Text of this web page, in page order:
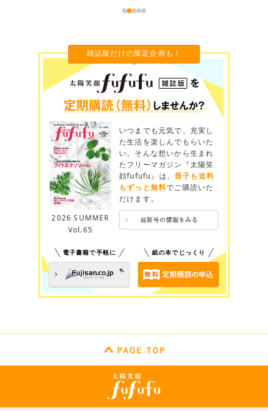
雑誌版だけの限定企画も！
2026 SUMMER
Vol.65
いつまでも元気で、充実し
た生活を楽しんでもらいた
い。そんな想いから生まれ
たフリーマガジン『太陽笑
顔fufufu』は、 冊子も送料
もずっと無料でご購読いた
だけます。
電子書籍で手軽に 紙の本でじっくり